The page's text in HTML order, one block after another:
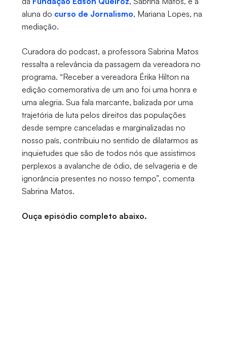
aluna do curso de Jornalismo, Mariana Lopes, na
mediação.
Curadora do podcast, a professora Sabrina Matos
ressalta a relevância da passagem da vereadora no
programa. “Receber a vereadora Érika Hilton na
edição comemorativa de um ano foi uma honra e
uma alegria. Sua fala marcante, balizada por uma
trajetória de luta pelos direitos das populações
desde sempre canceladas e marginalizadas no
nosso país, contribuiu no sentido de dilatarmos as
inquietudes que são de todos nós que assistimos
perplexos a avalanche de ódio, de selvageria e de
ignorância presentes no nosso tempo”, comenta
Sabrina Matos.
Ouça episódio completo abaixo.